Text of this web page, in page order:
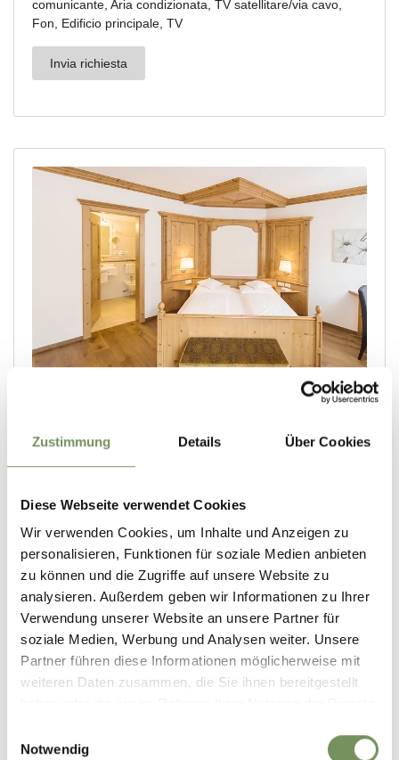
Zustimmung Details Über Cookies
Diese Webseite verwendet Cookies
Wir verwenden Cookies, um Inhalte und Anzeigen zu
personalisieren, Funktionen für soziale Medien anbieten
zu können und die Zugriffe auf unsere Website zu
analysieren. Außerdem geben wir Informationen zu Ihrer
Verwendung unserer Website an unsere Partner für
soziale Medien, Werbung und Analysen weiter. Unsere
Partner führen diese Informationen möglicherweise mit
weiteren Daten zusammen, die Sie ihnen bereitgestellt
Notwendig